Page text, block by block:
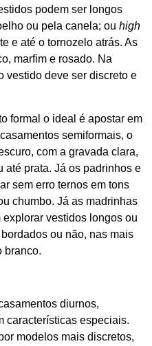
podem ser longos
ou pela canela; ou high
e até o tornozelo atrás. As
marfim e rosado. Na
vestido deve ser discreto e
formal o ideal é apostar em
semiformais, o
com a gravada clara,
até prata. Já os padrinhos e
sem erro ternos em tons
chumbo. Já as madrinhas
vestidos longos ou
ou não, nas mais
branco.
diurnos,
características especiais.
modelos mais discretos,